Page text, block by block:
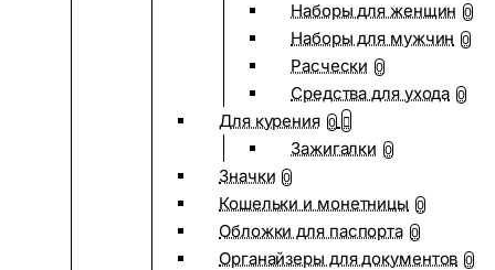
Наборы для женщин 0
Наборы для мужчин 0
Расчески 0
Средства для ухода 0
Для курения 0
Зажигалки 0
Значки 0
Кошельки и монетницы 0
Обложки для паспорта 0
Органайзеры для документов 0